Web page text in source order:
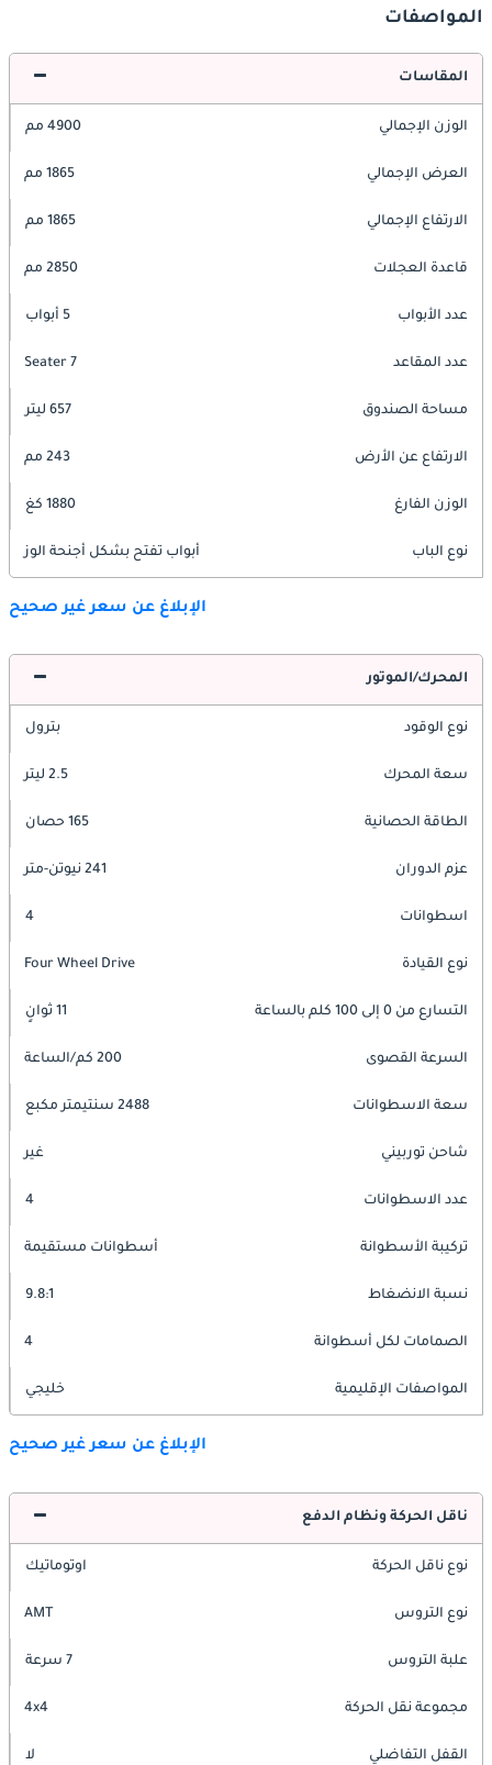
المواصفات
المقاسات
الوزن الإجمالي 4900 مم
العرض الإجمالي 1865 مم
الارتفاع الإجمالي 1865 مم
قاعدة العجلات 2850 مم
عدد الأبواب 5 أبواب
عدد المقاعد 7 Seater
مساحة الصندوق 657 ليتر
الارتفاع عن الأرض 243 مم
الوزن الفارغ 1880 كغ
نوع الباب أبواب تفتح بشكل أجنحة الوز
الإبلاغ عن سعر غير صحيح
المحرك/الموتور
نوع الوقود بترول
سعة المحرك 2.5 ليتر
الطاقة الحصانية 165 حصان
عزم الدوران 241 نيوتن-متر
اسطوانات 4
نوع القيادة Four Wheel Drive
التسارع من 0 إلى 100 كلم بالساعة 11 ثوانٍ
السرعة القصوى 200 كم/الساعة
سعة الاسطوانات 2488 سنتيمتر مكبع
شاحن توربيني غير
عدد الاسطوانات 4
تركيبة الأسطوانة أسطوانات مستقيمة
نسبة الانضغاط 9.8:1
الصمامات لكل أسطوانة 4
المواصفات الإقليمية خليجي
الإبلاغ عن سعر غير صحيح
ناقل الحركة ونظام الدفع
نوع ناقل الحركة اوتوماتيك
نوع التروس AMT
علبة التروس 7 سرعة
مجموعة نقل الحركة 4x4
القفل التفاضلي لا